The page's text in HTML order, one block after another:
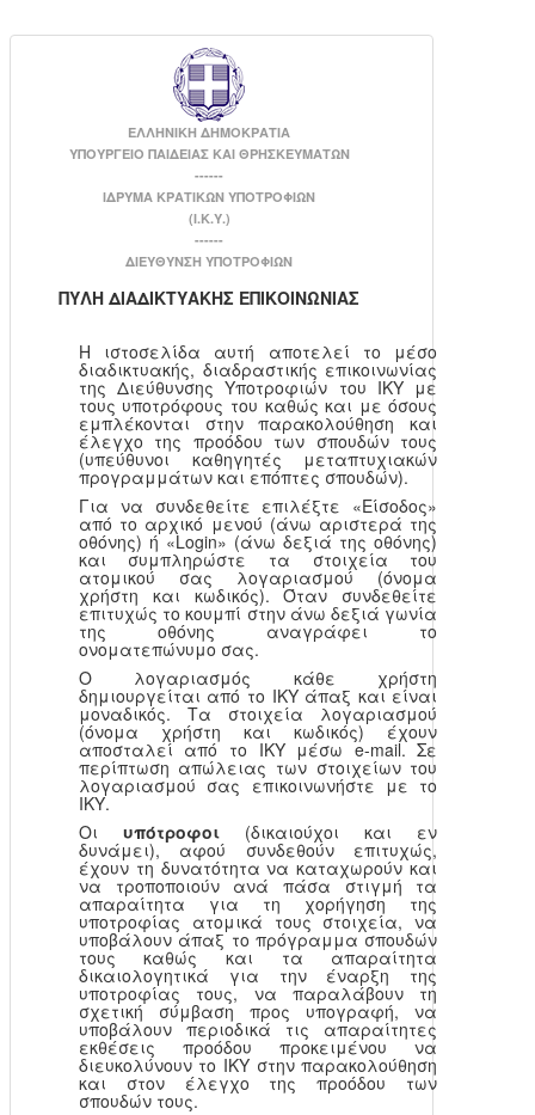
ΕΛΛΗΝΙΚΗ ΔΗΜΟΚΡΑΤΙΑ
ΥΠΟΥΡΓΕΙΟ ΠΑΙΔΕΙΑΣ ΚΑΙ ΘΡΗΣΚΕΥΜΑΤΩΝ
------
ΙΔΡΥΜΑ ΚΡΑΤΙΚΩΝ ΥΠΟΤΡΟΦΙΩΝ
(Ι.Κ.Υ.)
------
ΔΙΕΥΘΥΝΣΗ ΥΠΟΤΡΟΦΙΩΝ
ΠΥΛΗ ΔΙΑΔΙΚΤΥΑΚΗΣ ΕΠΙΚΟΙΝΩΝΙΑΣ
Η ιστοσελίδα αυτή αποτελεί το μέσο
διαδικτυακής, διαδραστικής επικοινωνίας
της Διεύθυνσης Υποτροφιών του ΙΚΥ με
τους υποτρόφους του καθώς και με όσους
εμπλέκονται στην παρακολούθηση και
έλεγχο της προόδου των σπουδών τους
(υπεύθυνοι καθηγητές μεταπτυχιακών
προγραμμάτων και επόπτες σπουδών).
Για να συνδεθείτε επιλέξτε «Είσοδος»
από το αρχικό μενού (άνω αριστερά της
οθόνης) ή «Login» (άνω δεξιά της οθόνης)
και συμπληρώστε τα στοιχεία του
ατομικού σας λογαριασμού (όνομα
χρήστη και κωδικός). Όταν συνδεθείτε
επιτυχώς το κουμπί στην άνω δεξιά γωνία
της οθόνης αναγράφει το
ονοματεπώνυμο σας.
Ο λογαριασμός κάθε χρήστη
δημιουργείται από το ΙΚΥ άπαξ και είναι
μοναδικός. Τα στοιχεία λογαριασμού
(όνομα χρήστη και κωδικός) έχουν
αποσταλεί από το ΙΚΥ μέσω e-mail. Σε
περίπτωση απώλειας των στοιχείων του
λογαριασμού σας επικοινωνήστε με το
ΙΚΥ.
Οι υπότροφοι(δικαιούχοι και εν
δυνάμει), αφού συνδεθούν επιτυχώς,
έχουν τη δυνατότητα να καταχωρούν και
να τροποποιούν ανά πάσα στιγμή τα
απαραίτητα για τη χορήγηση της
υποτροφίας ατομικά τους στοιχεία, να
υποβάλουν άπαξ το πρόγραμμα σπουδών
τους καθώς και τα απαραίτητα
δικαιολογητικά για την έναρξη της
υποτροφίας τους, να παραλάβουν τη
σχετική σύμβαση προς υπογραφή, να
υποβάλουν περιοδικά τις απαραίτητες
εκθέσεις προόδου προκειμένου να
διευκολύνουν το ΙΚΥ στην παρακολούθηση
και στον έλεγχο της προόδου των
σπουδών τους.